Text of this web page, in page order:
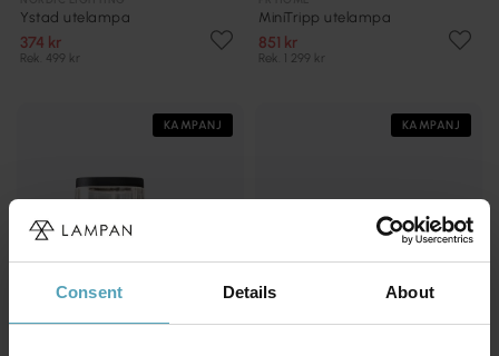
Consent Details About
Ystad utelampa
374 kr
Rek. 499 kr
MiniTripp utelampa
851 kr
Rek. 1 299 kr
KAMPANJ KAMPANJ